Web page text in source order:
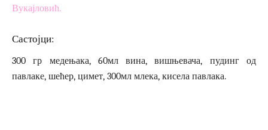
Вукајловић.
Састојци:
300 гр медењака, 60мл вина, вишњевача, пудинг од
павлаке, шећер, цимет, 300мл млека, кисела павлака.